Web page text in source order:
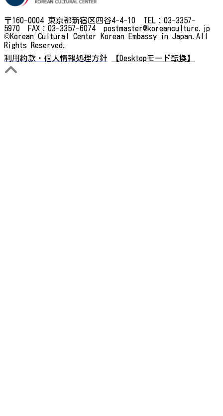
〒160-0004 東京都新宿区四谷4-4-10 TEL：03-3357-
5970 FAX：03-3357-6074 postmaster@koreanculture.jp
©Korean Cultural Center Korean Embassy in Japan.All
Rights Reserved.
利用約款・個人情報処理方針
【Desktopモード転換】